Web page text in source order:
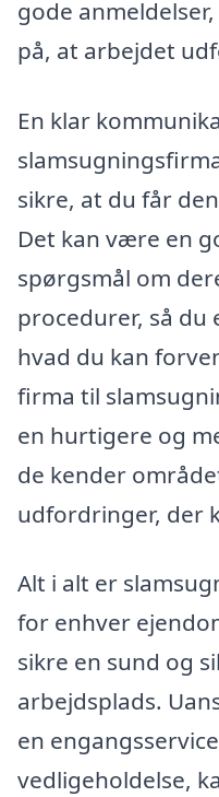
gode
på, at arbejdet
En klar
sikre, at du får
Det kan være en
spørgsmål om
procedurer, så
hvad du kan
firma til
en hurtigere og
de kender
udfordringer, der
Alt i alt er
for enhver
sikre en sund og
arbejdsplads.
en
vedligeholdelse,